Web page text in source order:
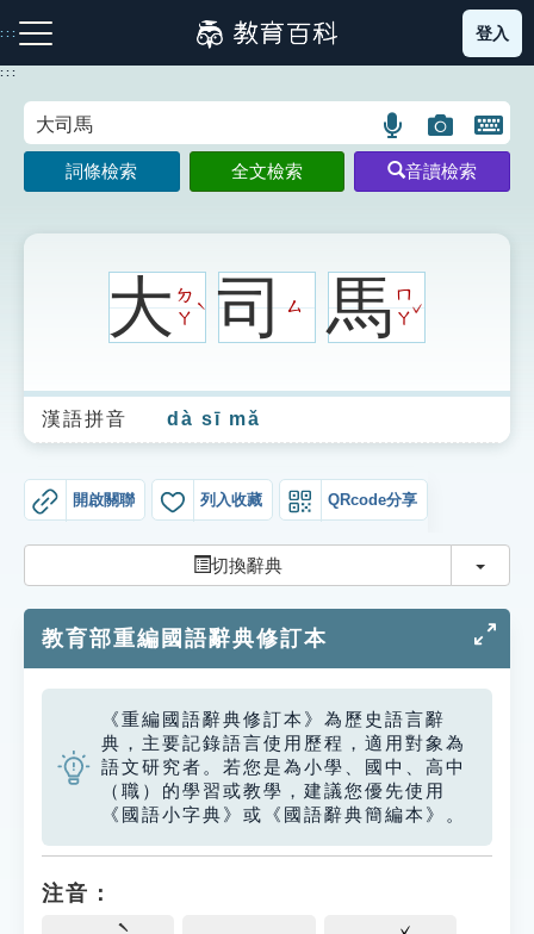
到
主
:::
注音索引圖示 筆畫索引圖示 部首索引表圖示
生字詞彙表
成語故事
索引選單
單字索引
生命大百科索引
遊戲專區
教學應用
貓頭鷹博士
登入
:::
語
言
搜
示
圖
片
搜
開
鍵
圖
詞條檢索 全文檢索 音讀檢索
大ㄉ
ㄚ
ˋ 司ㄙ 馬ㄇ
ㄚ
ˇ
漢語拼音 dà sī mǎ
開啟關聯 列入收藏 QRcode分享
切換辭典 切換
教育部重編國語辭典修訂本
《重編國語辭典修訂本》為歷史語言辭
典，主要記錄語言使用歷程，適用對象為
語文研究者。若您是為小學、國中、高中
（職）的學習或教學，建議您優先使用
《國語小字典》或《國語辭典簡編本》。
注音：